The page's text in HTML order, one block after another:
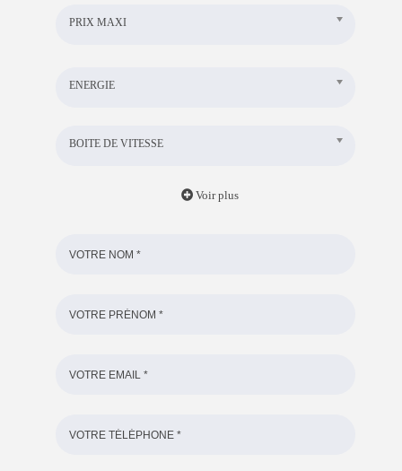
PRIX MAXI
ENERGIE
BOITE DE VITESSE
Voir plus